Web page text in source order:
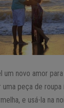
um novo amor
peça de roupa
e usá-la na